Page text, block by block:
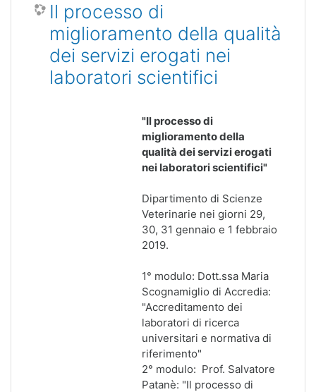
Il processo di
miglioramento della qualità
dei servizi erogati nei
laboratori scientifici
"Il processo di
miglioramento della
qualità dei servizi erogati
nei laboratori scientifici"
Dipartimento di Scienze
Veterinarie nei giorni 29,
30, 31 gennaio e 1 febbraio
2019.
1° modulo: Dott.ssa Maria
Scognamiglio di Accredia:
"Accreditamento dei
laboratori di ricerca
universitari e normativa di
riferimento"
2° modulo: Prof. Salvatore
Patanè: "Il processo di